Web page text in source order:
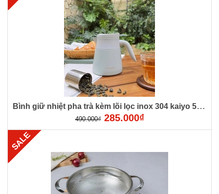
Bình giữ nhiệt pha trà kèm lõi lọc inox 304 kaiyo 500ml
490.000₫ 285.000₫
SALE